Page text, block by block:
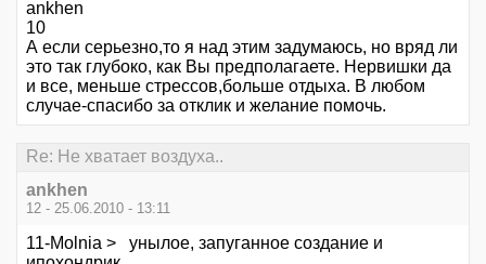
ankhen
10
А если серьезно,то я над этим задумаюсь, но вряд ли
это так глубоко, как Вы предполагаете. Нервишки да
и все, меньше стрессов,больше отдыха. В любом
случае-спасибо за отклик и желание помочь.
Re: Не хватает воздуха..
ankhen
12 - 25.06.2010 - 13:11
11-Molnia > унылое, запуганное создание и